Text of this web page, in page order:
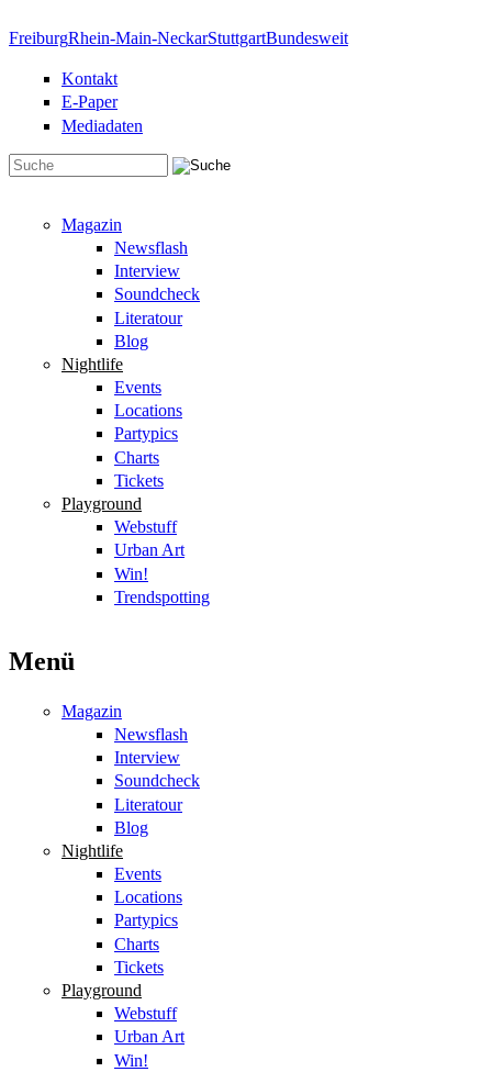
FreiburgRhein-Main-NeckarStuttgartBundesweit
Kontakt
E-Paper
Mediadaten
Magazin
Newsflash
Interview
Soundcheck
Literatour
Blog
Nightlife
Events
Locations
Partypics
Charts
Tickets
Playground
Webstuff
Urban Art
Win!
Trendspotting
Menü
Magazin
Newsflash
Interview
Soundcheck
Literatour
Blog
Nightlife
Events
Locations
Partypics
Charts
Tickets
Playground
Webstuff
Urban Art
Win!